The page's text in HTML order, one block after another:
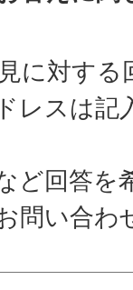
に対する
レスは記
ど回答を
問い合